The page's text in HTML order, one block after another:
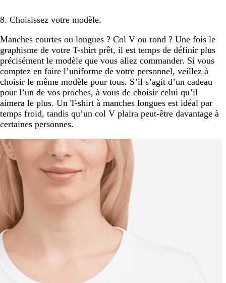
8. Choisissez votre modèle.
Manches courtes ou longues ? Col V ou rond ? Une fois le
graphisme de votre T-shirt prêt, il est temps de définir plus
précisément le modèle que vous allez commander. Si vous
comptez en faire l’uniforme de votre personnel, veillez à
choisir le même modèle pour tous. S’il s’agit d’un cadeau
pour l’un de vos proches, à vous de choisir celui qu’il
aimera le plus. Un T-shirt à manches longues est idéal par
temps froid, tandis qu’un col V plaira peut-être davantage à
certaines personnes.